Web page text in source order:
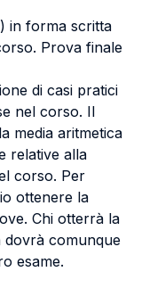
in forma scritta
Prova finale
di casi pratici
nel corso. Il
media aritmetica
relative alla
corso. Per
ottenere la
Chi otterrà la
dovrà comunque
esame.